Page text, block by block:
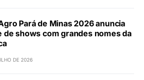
Pará de Minas 2026 anuncia
de shows com grandes nomes da
DE 2026